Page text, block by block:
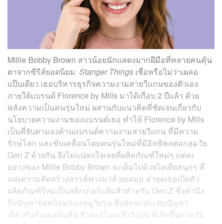
Millie Bobby Brown สาวน้อยนักแสดงมากฝีมือที่หลายคนคุ้น
ตาจากซีรีส์ยอดนิยม Stanger Things เชื่อหรือไม่ว่าเผลอ
แป๊บเดียว เธอบริหารธุรกิจความงามสายวีแกนของตัวเอง
ภายใต้แบรนด์ Florence by Mills มาได้เกือบ 2 ปีแล้ว ด้วย
พลังความเป็นคนรุ่นใหม่ ผสานกับแนวคิดที่ชัดเจนเกี่ยวกับ
นโยบายความงามของแบรนด์เธอ ทำให้ Florence by Mills
เป็นที่จับตามองด้านแบรนด์ความงามสายวีแกน ที่มีความ
รักษ์โลก และขับเคลื่อนโดยคนรุ่นใหม่ที่มีอิทธิพลต่อกลุ่มวัย
Gen Z ด้วยกัน จึงไม่แปลกใจเลยที่ผลิตภัณฑ์ใหม่ๆ แต่ละ
อย่างของ Millie Bobby Brown จะเต็มไปด้วยไอเดียสนุกๆ ที่
แฝงความคิดสร้างสรรค์พ่วงมาด้วยเสมอ ล่าสุดเธอเปิดตัว
ผลิตภัณฑ์ใหม่เป็นสติกเกอร์แต้มสิวสำหรับ Gen Z ซึ่งคำนึง
ถึงปัญหายอดนิยมของหมู่วัยรุ่น ซึ่งมักจะประสบปัญหา
เดียวกันกับเธอนั่นคือ สิวฮอร์โมน สิววัยรุ่น ที่เกิดขึ้นตามวัย